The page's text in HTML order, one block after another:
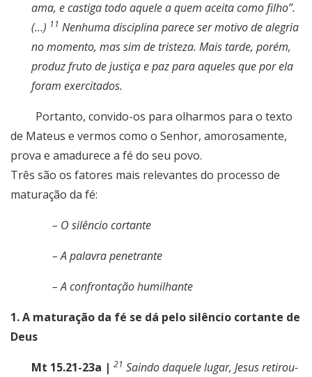
ama, e castiga todo aquele a quem aceita como filho”.
(…) 11 Nenhuma disciplina parece ser motivo de alegria
no momento, mas sim de tristeza. Mais tarde, porém,
produz fruto de justiça e paz para aqueles que por ela
foram exercitados.
Portanto, convido-os para olharmos para o texto
de Mateus e vermos como o Senhor, amorosamente,
prova e amadurece a fé do seu povo.
Três são os fatores mais relevantes do processo de
maturação da fé:
– O silêncio cortante
– A palavra penetrante
– A confrontação humilhante
1. A maturação da fé se dá pelo silêncio cortante de
Deus
Mt 15.21-23a | 21 Saindo daquele lugar, Jesus retirou-